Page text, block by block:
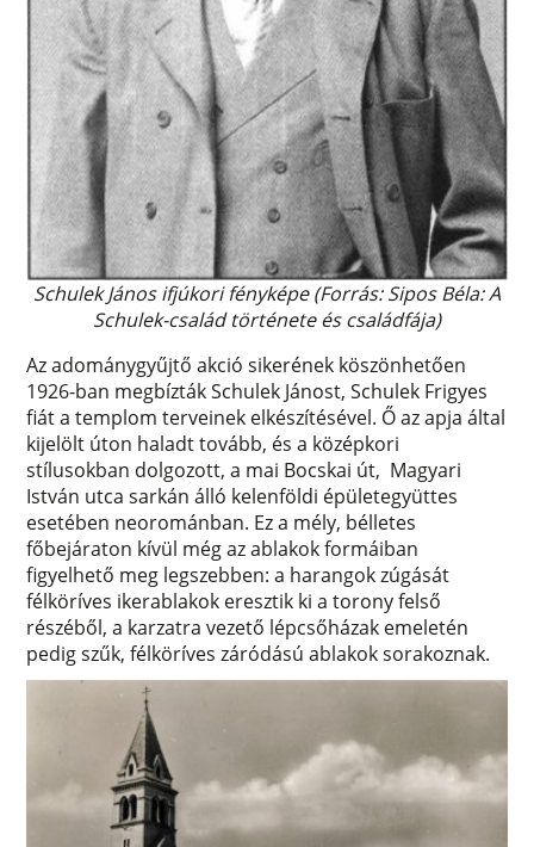
Schulek János ifjúkori fényképe (Forrás: Sipos Béla: A
Schulek-család története és családfája)
Az adománygyűjtő akció sikerének köszönhetően
1926-ban megbízták Schulek Jánost, Schulek Frigyes
fiát a templom terveinek elkészítésével. Ő az apja által
kijelölt úton haladt tovább, és a középkori
stílusokban dolgozott, a mai Bocskai út, Magyari
István utca sarkán álló kelenföldi épületegyüttes
esetében neorománban. Ez a mély, bélletes
főbejáraton kívül még az ablakok formáiban
figyelhető meg legszebben: a harangok zúgását
félköríves ikerablakok eresztik ki a torony felső
részéből, a karzatra vezető lépcsőházak emeletén
pedig szűk, félköríves záródású ablakok sorakoznak.